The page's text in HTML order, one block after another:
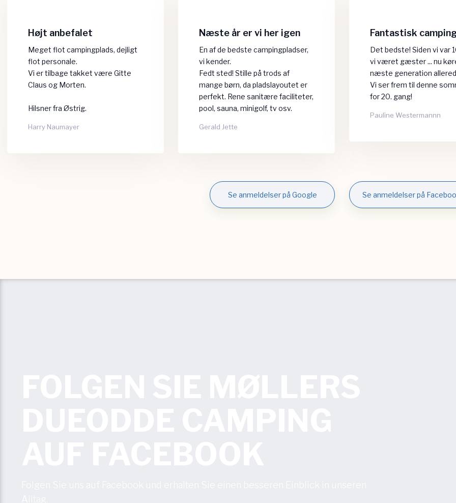
Højt anbefalet
Meget flot campingplads, dejligt
flot personale.
Vi er tilbage takket være Gitte
Claus og Morten.
Hilsner fra Østrig.
Harry Naumayer​
Næste år er vi her igen
En af de bedste campingpladser,
vi kender.
​Fedt sted! Stille på trods af
mange børn, da pladslayoutet er
perfekt. Rene sanitære faciliteter,
pool, sauna, minigolf, tv osv.
Gerald Jette
Fantastisk
Det bedste! Siden vi var
vi været gæster ... nu
næste generation
​Vi ser frem til denne
for 20. gang!
Pauline Westermannn
Se anmeldelser på Google Se anmeldelser på